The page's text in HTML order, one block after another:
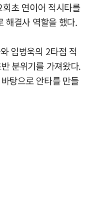
초 연이어 적시타를
해결사 역할을 했다.
임병욱의 2타점 적
분위기를 가져왔다.
탕으로 안타를 만들